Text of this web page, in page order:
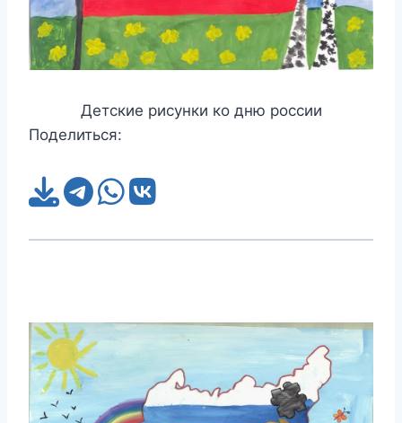
Детские рисунки ко дню россии
Поделиться: